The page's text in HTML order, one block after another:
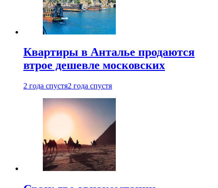
Квартиры в Анталье продаются
втрое дешевле московских
2 года спустя2 года спустя